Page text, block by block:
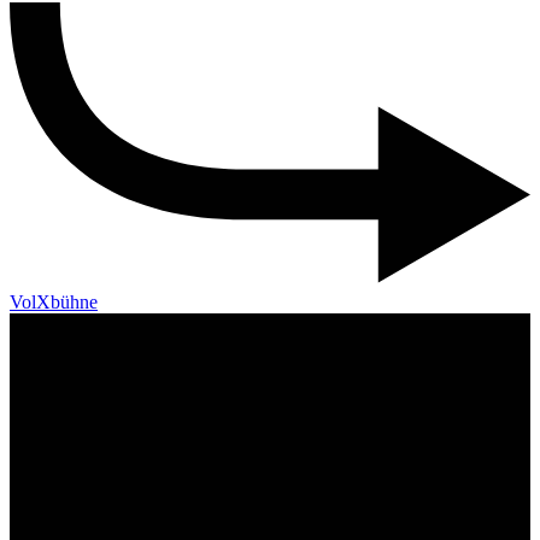
VolXbühne